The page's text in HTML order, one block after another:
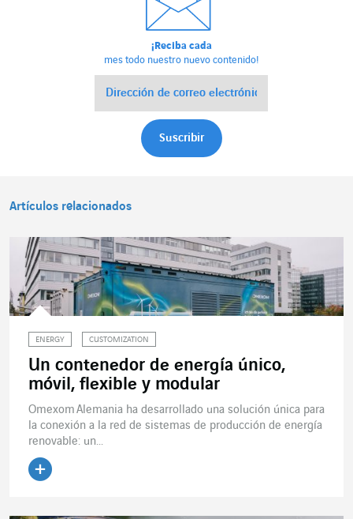
¡Reciba cada
mes todo nuestro nuevo contenido!
Artículos relacionados
ENERGY CUSTOMIZATION
Un contenedor de energía único,
móvil, flexible y modular
Omexom Alemania ha desarrollado una solución única para
la conexión a la red de sistemas de producción de energía
renovable: un...